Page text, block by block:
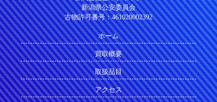
新潟県公安委員会
古物許可番号：461020002392
ホーム
買取概要
取扱品目
アクセス